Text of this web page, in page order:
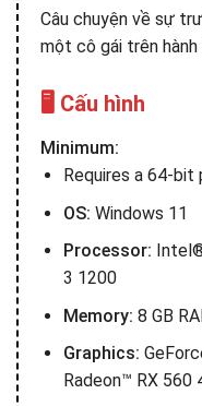
Câu chuyện về sự
một cô gái trên hành
🖥️ Cấu hình
Minimum:
Requires a 64-
OS: Windows 11
Processor:
3 1200
Memory: 8 GB
Graphics:
Radeon™ RX 560